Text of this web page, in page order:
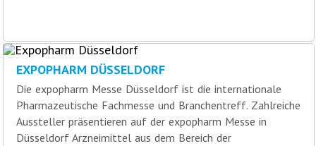
EXPOPHARM DÜSSELDORF
Die expopharm Messe Düsseldorf ist die internationale
Pharmazeutische Fachmesse und Branchentreff. Zahlreiche
Aussteller präsentieren auf der expopharm Messe in
Düsseldorf Arzneimittel aus dem Bereich der